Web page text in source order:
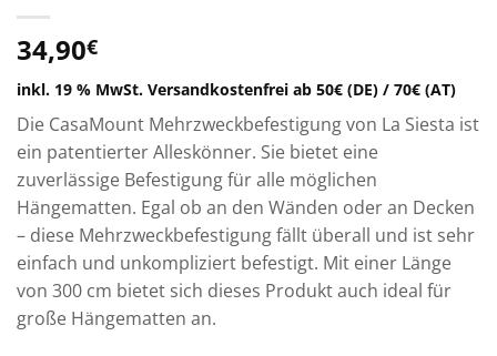
34,90€
inkl. 19 % MwSt. Versandkostenfrei ab 50€ (DE) / 70€ (AT)
Die CasaMount Mehrzweckbefestigung von La Siesta ist
ein patentierter Alleskönner. Sie bietet eine
zuverlässige Befestigung für alle möglichen
Hängematten. Egal ob an den Wänden oder an Decken
– diese Mehrzweckbefestigung fällt überall und ist sehr
einfach und unkompliziert befestigt. Mit einer Länge
von 300 cm bietet sich dieses Produkt auch ideal für
große Hängematten an.